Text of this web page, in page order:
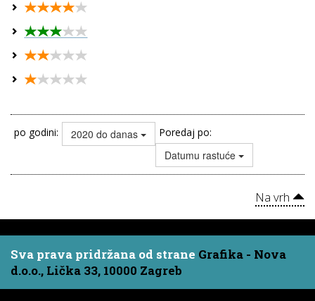
po godini: 2020 do danas Poredaj po:
Datumu rastuće
Na vrh
Sva prava pridržana od strane Grafika - Nova
d.o.o., Lička 33, 10000 Zagreb